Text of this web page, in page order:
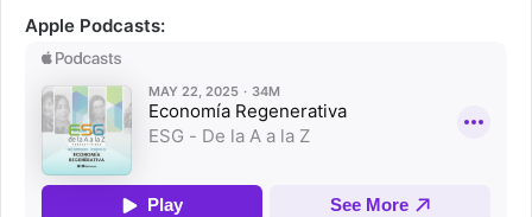
Apple Podcasts: